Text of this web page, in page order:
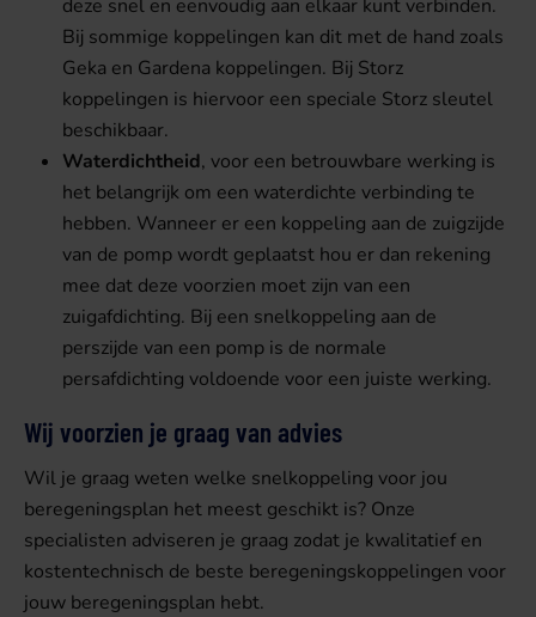
deze snel en eenvoudig aan elkaar kunt verbinden.
Bij sommige koppelingen kan dit met de hand zoals
Geka en Gardena koppelingen. Bij Storz
koppelingen is hiervoor een speciale Storz sleutel
beschikbaar.
Waterdichtheid, voor een betrouwbare werking is
het belangrijk om een waterdichte verbinding te
hebben. Wanneer er een koppeling aan de zuigzijde
van de pomp wordt geplaatst hou er dan rekening
mee dat deze voorzien moet zijn van een
zuigafdichting. Bij een snelkoppeling aan de
perszijde van een pomp is de normale
persafdichting voldoende voor een juiste werking.
Wij voorzien je graag van advies
Wil je graag weten welke snelkoppeling voor jou
beregeningsplan het meest geschikt is? Onze
specialisten adviseren je graag zodat je kwalitatief en
kostentechnisch de beste beregeningskoppelingen voor
jouw beregeningsplan hebt.